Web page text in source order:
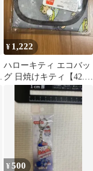
¥ 1,222
ハローキティ エコバッ
グ 日焼けキティ【42.5
㎝ x 34㎝】新品 日本限
¥500